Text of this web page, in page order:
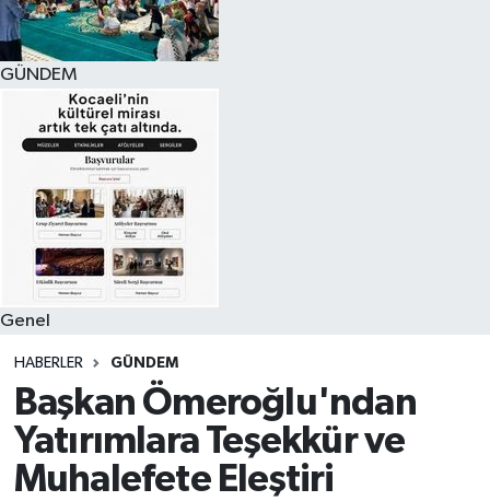
GÜNDEM
Genel
HABERLER GÜNDEM
Başkan Ömeroğlu'ndan
Yatırımlara Teşekkür ve
Muhalefete Eleştiri
Son Dakika Haberleri
Haber Arşivi